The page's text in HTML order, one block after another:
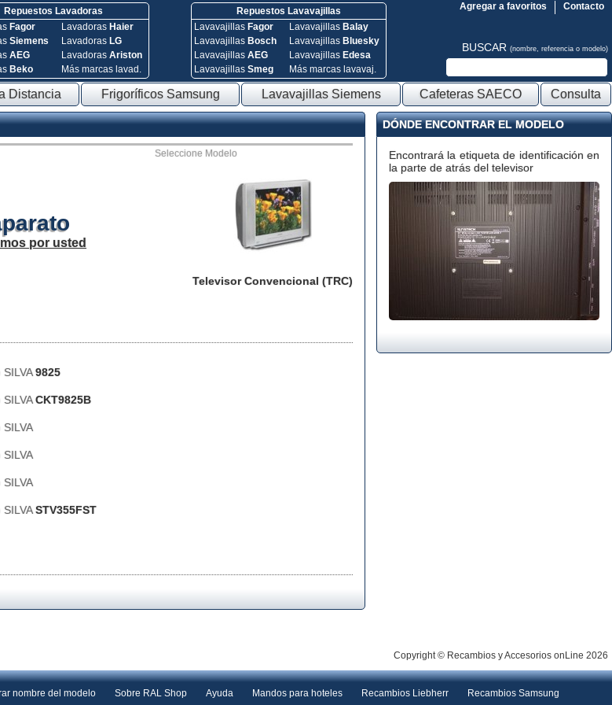
Repuestos Lavadoras
Fagor
Siemens
AEG
Beko
Lavadoras Haier
Lavadoras LG
Lavadoras Ariston
Más marcas lavad.
Repuestos Lavavajillas
Lavavajillas Fagor
Lavavajillas Bosch
Lavavajillas AEG
Lavavajillas Smeg
Lavavajillas Balay
Lavavajillas Bluesky
Lavavajillas Edesa
Más marcas lavavaj.
Contacto
Agregar a favoritos
BUSCAR (nombre, referencia o modelo)
Distancia Frigoríficos Samsung Lavavajillas Siemens Cafeteras SAECO Consulta
Seleccione Modelo
Televisor Convencional (TRC)
por usted
9825
CKT9825B
STV355FST
DÓNDE ENCONTRAR EL MODELO
Encontrará la etiqueta de identificación en
la parte de atrás del televisor
Copyright © Recambios y Accesorios onLine 2026
nombre del modelo Sobre RAL Shop Ayuda Mandos para hoteles Recambios Liebherr
Recambios Samsung